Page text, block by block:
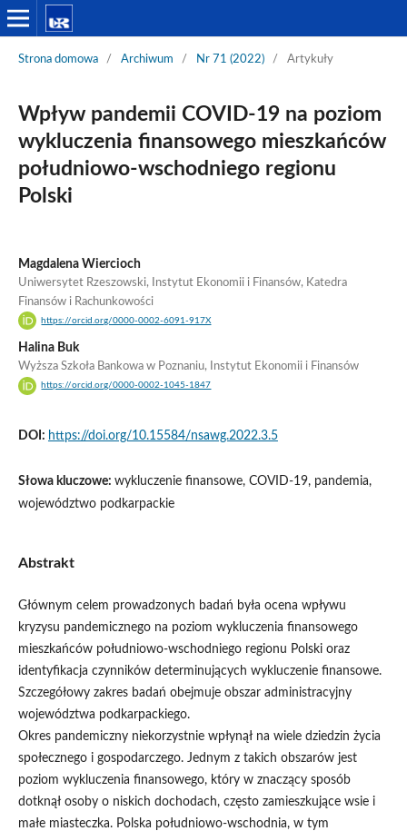
Strona domowa / Archiwum / Nr 71 (2022) / Artykuły
Wpływ pandemii COVID-19 na poziom
wykluczenia finansowego mieszkańców
południowo-wschodniego regionu
Polski
Magdalena Wiercioch
Uniwersytet Rzeszowski, Instytut Ekonomii i Finansów, Katedra
Finansów i Rachunkowości
https://orcid.org/0000-0002-6091-917X
Halina Buk
Wyższa Szkoła Bankowa w Poznaniu, Instytut Ekonomii i Finansów
https://orcid.org/0000-0002-1045-1847
DOI: https://doi.org/10.15584/nsawg.2022.3.5
Słowa kluczowe: wykluczenie finansowe, COVID-19, pandemia,
województwo podkarpackie
Abstrakt
Głównym celem prowadzonych badań była ocena wpływu
kryzysu pandemicznego na poziom wykluczenia finansowego
mieszkańców południowo-wschodniego regionu Polski oraz
identyfikacja czynników determinujących wykluczenie finansowe.
Szczegółowy zakres badań obejmuje obszar administracyjny
województwa podkarpackiego.
Okres pandemiczny niekorzystnie wpłynął na wiele dziedzin życia
społecznego i gospodarczego. Jednym z takich obszarów jest
poziom wykluczenia finansowego, który w znaczący sposób
dotknął osoby o niskich dochodach, często zamieszkujące wsie i
małe miasteczka. Polska południowo-wschodnia, w tym